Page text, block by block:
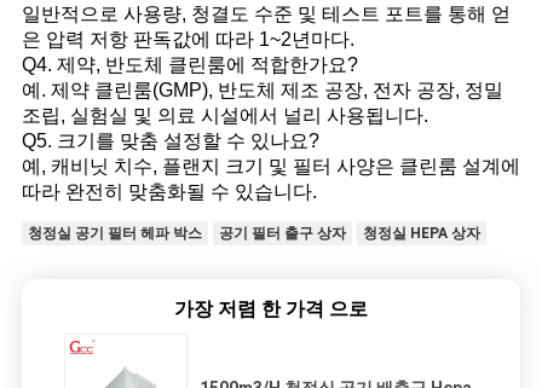
일반적으로 사용량, 청결도 수준 및 테스트 포트를 통해 얻
은 압력 저항 판독값에 따라 1~2년마다.
Q4. 제약, 반도체 클린룸에 적합한가요?
예. 제약 클린룸(GMP), 반도체 제조 공장, 전자 공장, 정밀
조립, 실험실 및 의료 시설에서 널리 사용됩니다.
Q5. 크기를 맞춤 설정할 수 있나요?
예, 캐비닛 치수, 플랜지 크기 및 필터 사양은 클린룸 설계에
따라 완전히 맞춤화될 수 있습니다.
청정실 공기 필터 헤파 박스 공기 필터 출구 상자 청정실 HEPA 상자
가장 저렴 한 가격 으로